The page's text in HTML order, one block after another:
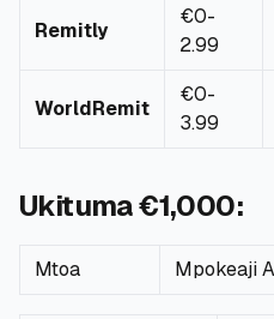
📧Wasiliana Nasi
Remitly
€0-
2.99
WorldRemit
€0-
3.99
Ukituma €1,000:
Mtoa Mpokeaji